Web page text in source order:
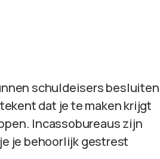
schuldeisers besluiten
dat je te maken krijgt
Incassobureaus zijn
je behoorlijk gestrest